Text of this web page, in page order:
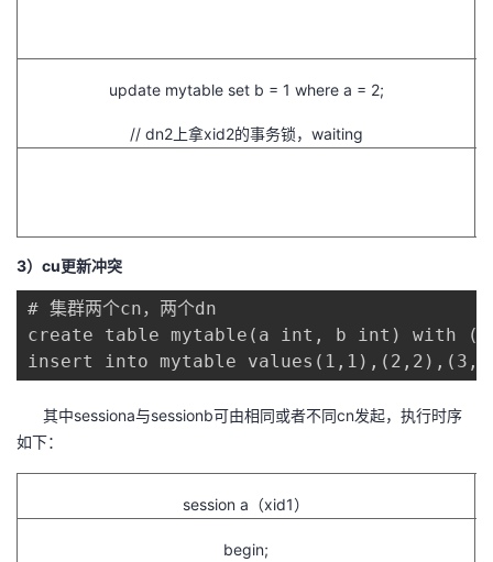
update mytable set b = 1 where a = 2;
// dn2上拿xid2的事务锁， waiting
3）cu更新冲突
# 集群两个cn，两个dn
create table mytable(a int, b int) with
insert into mytable
其中sessiona与sessionb可由相同或者不同cn发起，执行时序
如下：
session a（xid1）
begin;